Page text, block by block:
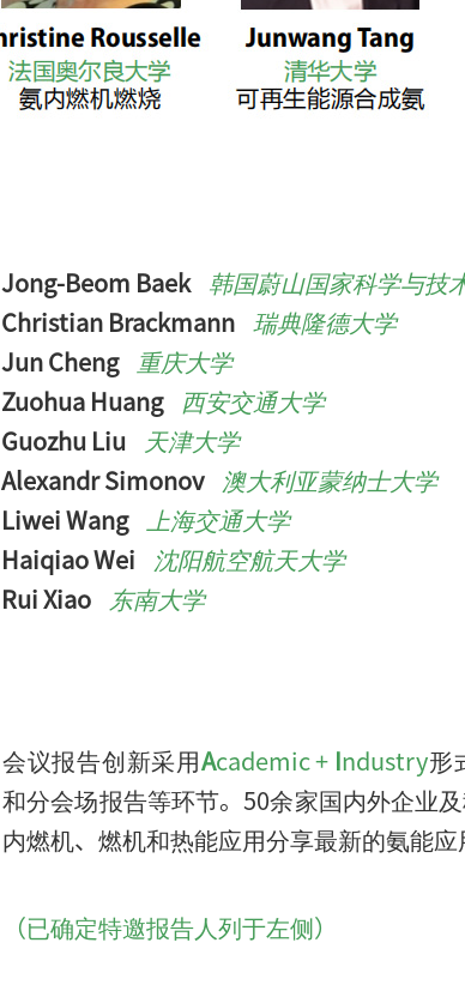
Jong-Beom Baek 韩国蔚山国家科学与技
Christian Brackmann 瑞典隆德大学
Jun Cheng 重庆大学
Zuohua Huang 西安交通大学
Guozhu Liu
天津大学
Alexandr Simonov 澳大利亚蒙纳士大学
Liwei Wang
上海交通大学
Haiqiao Wei
沈阳航空航天大学
Rui Xiao 东南大学
会议报告创新采用Academic + Industry形
和分会场报告等环节。50余家国内外企业
内燃机、燃机和热能应用分享最新的氨能应
（已确定特邀报告人列于左侧）